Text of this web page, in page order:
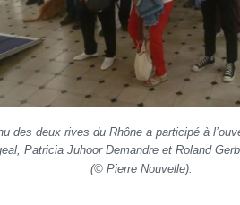
des deux rives du Rhône a participé à
Patricia Juhoor Demandre et Roland
(© Pierre Nouvelle).